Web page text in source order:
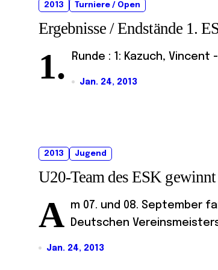
2013 Turniere / Open
Ergebnisse / Endstände 1.
1. Runde : 1: Kazuch, Vincent
Jan. 24, 2013
2013 Jugend
U20-Team des ESK
A
m 07. und 08. September
Deutschen
Jan. 24, 2013